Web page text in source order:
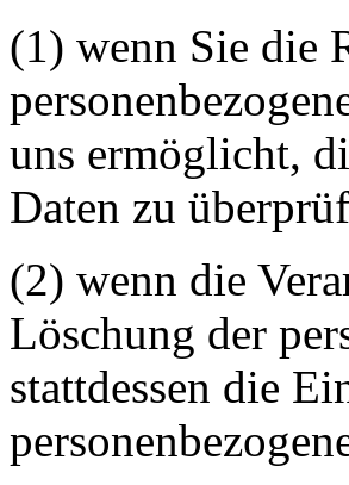
(1) wenn Sie die
uns ermöglicht,
Daten zu
(2) wenn die
Löschung der
stattdessen die